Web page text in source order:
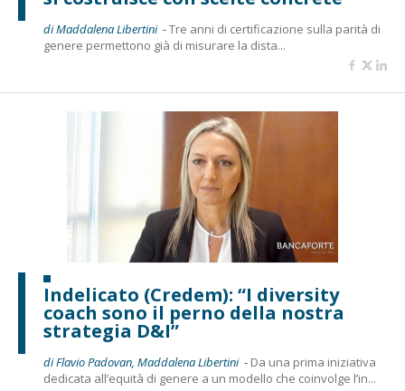
di Maddalena Libertini -Tre anni di certificazione sulla parità di
genere permettono già di misurare la dista...
Indelicato (Credem): “I diversity
coach sono il perno della nostra
strategia D&I”
di Flavio Padovan, Maddalena Libertini - Da una prima iniziativa
dedicata all’equità di genere a un modello che coinvolge l’in...